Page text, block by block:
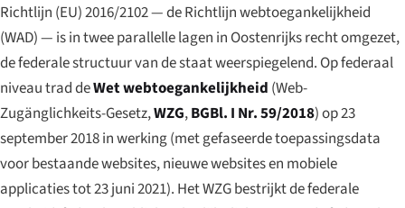
Richtlijn (EU) 2016/2102 — de Richtlijn webtoegankelijkheid
(WAD) — is in twee parallelle lagen in Oostenrijks recht omgezet,
de federale structuur van de staat weerspiegelend. Op federaal
niveau trad deWet webtoegankelijkheid (Web-
Zugänglichkeits-Gesetz,WZG,BGBl. I Nr. 59/2018) op 23
september 2018 in werking (met gefaseerde toepassingsdata
voor bestaande websites, nieuwe websites en mobiele
applicaties tot 23 juni 2021). Het WZG bestrijkt de federale